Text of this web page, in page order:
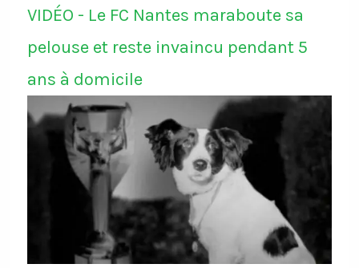
VIDÉO - Le FC Nantes maraboute sa
pelouse et reste invaincu pendant 5
ans à domicile